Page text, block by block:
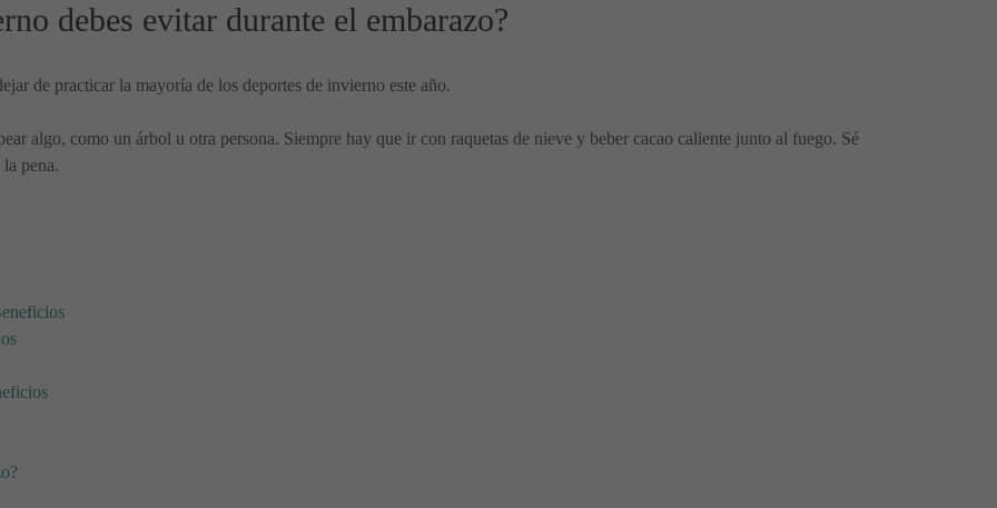
debes evitar durante el embarazo?
de practicar la mayoría de los deportes de invierno este año.
algo, como un árbol u otra persona. Siempre hay que ir con raquetas de nieve y beber cacao caliente junto al fuego. Sé
pena.